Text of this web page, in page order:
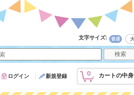
文字サイズ:
0 カートの中身
ログイン 新規登録